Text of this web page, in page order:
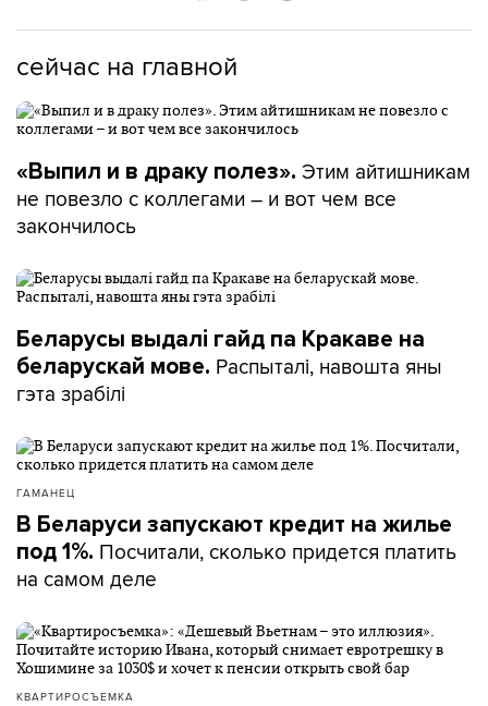
сейчас на главной
«Выпил и в драку полез». Этим айтишникам
не повезло с коллегами – и вот чем все
закончилось
Беларусы выдалі гайд па Кракаве на
беларускай мове. Распыталі, навошта яны
гэта зрабілі
ГАМАНЕЦ
В Беларуси запускают кредит на жилье
под 1%. Посчитали, сколько придется платить
на самом деле
КВАРТИРОСЪЕМКА